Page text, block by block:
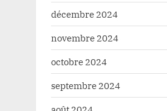
décembre 2024
novembre 2024
octobre 2024
septembre 2024